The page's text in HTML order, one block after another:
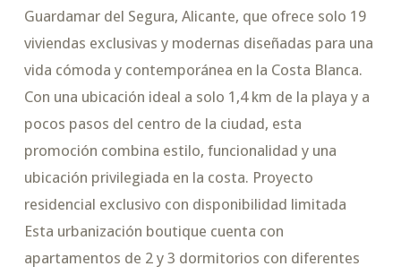
Guardamar del Segura, Alicante, que ofrece solo 19
viviendas exclusivas y modernas diseñadas para una
vida cómoda y contemporánea en la Costa Blanca.
Con una ubicación ideal a solo 1,4 km de la playa y a
pocos pasos del centro de la ciudad, esta
promoción combina estilo, funcionalidad y una
ubicación privilegiada en la costa. Proyecto
residencial exclusivo con disponibilidad limitada
Esta urbanización boutique cuenta con
apartamentos de 2 y 3 dormitorios con diferentes